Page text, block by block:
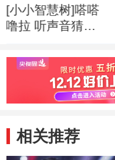
[小小智慧树]嗒嗒
噜拉 听声音猜物
相关推荐